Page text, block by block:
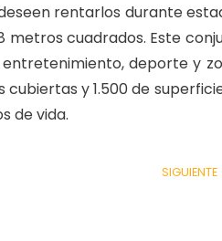
rentarlos durante
metros cuadrados. Este
deporte y
y 1.500 de
de vida.
SIGUIENTE